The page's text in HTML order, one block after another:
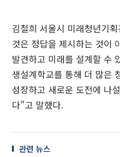
김철희 서울시 미래청년기
것은 정답을 제시하는 것이
발견하고 미래를 설계할 수
생설계학교를 통해 더 많은
성장하고 새로운 도전에 나
다"고 말했다.
관련 뉴스